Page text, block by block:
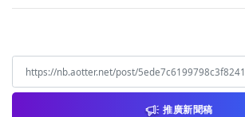
推廣新聞稿